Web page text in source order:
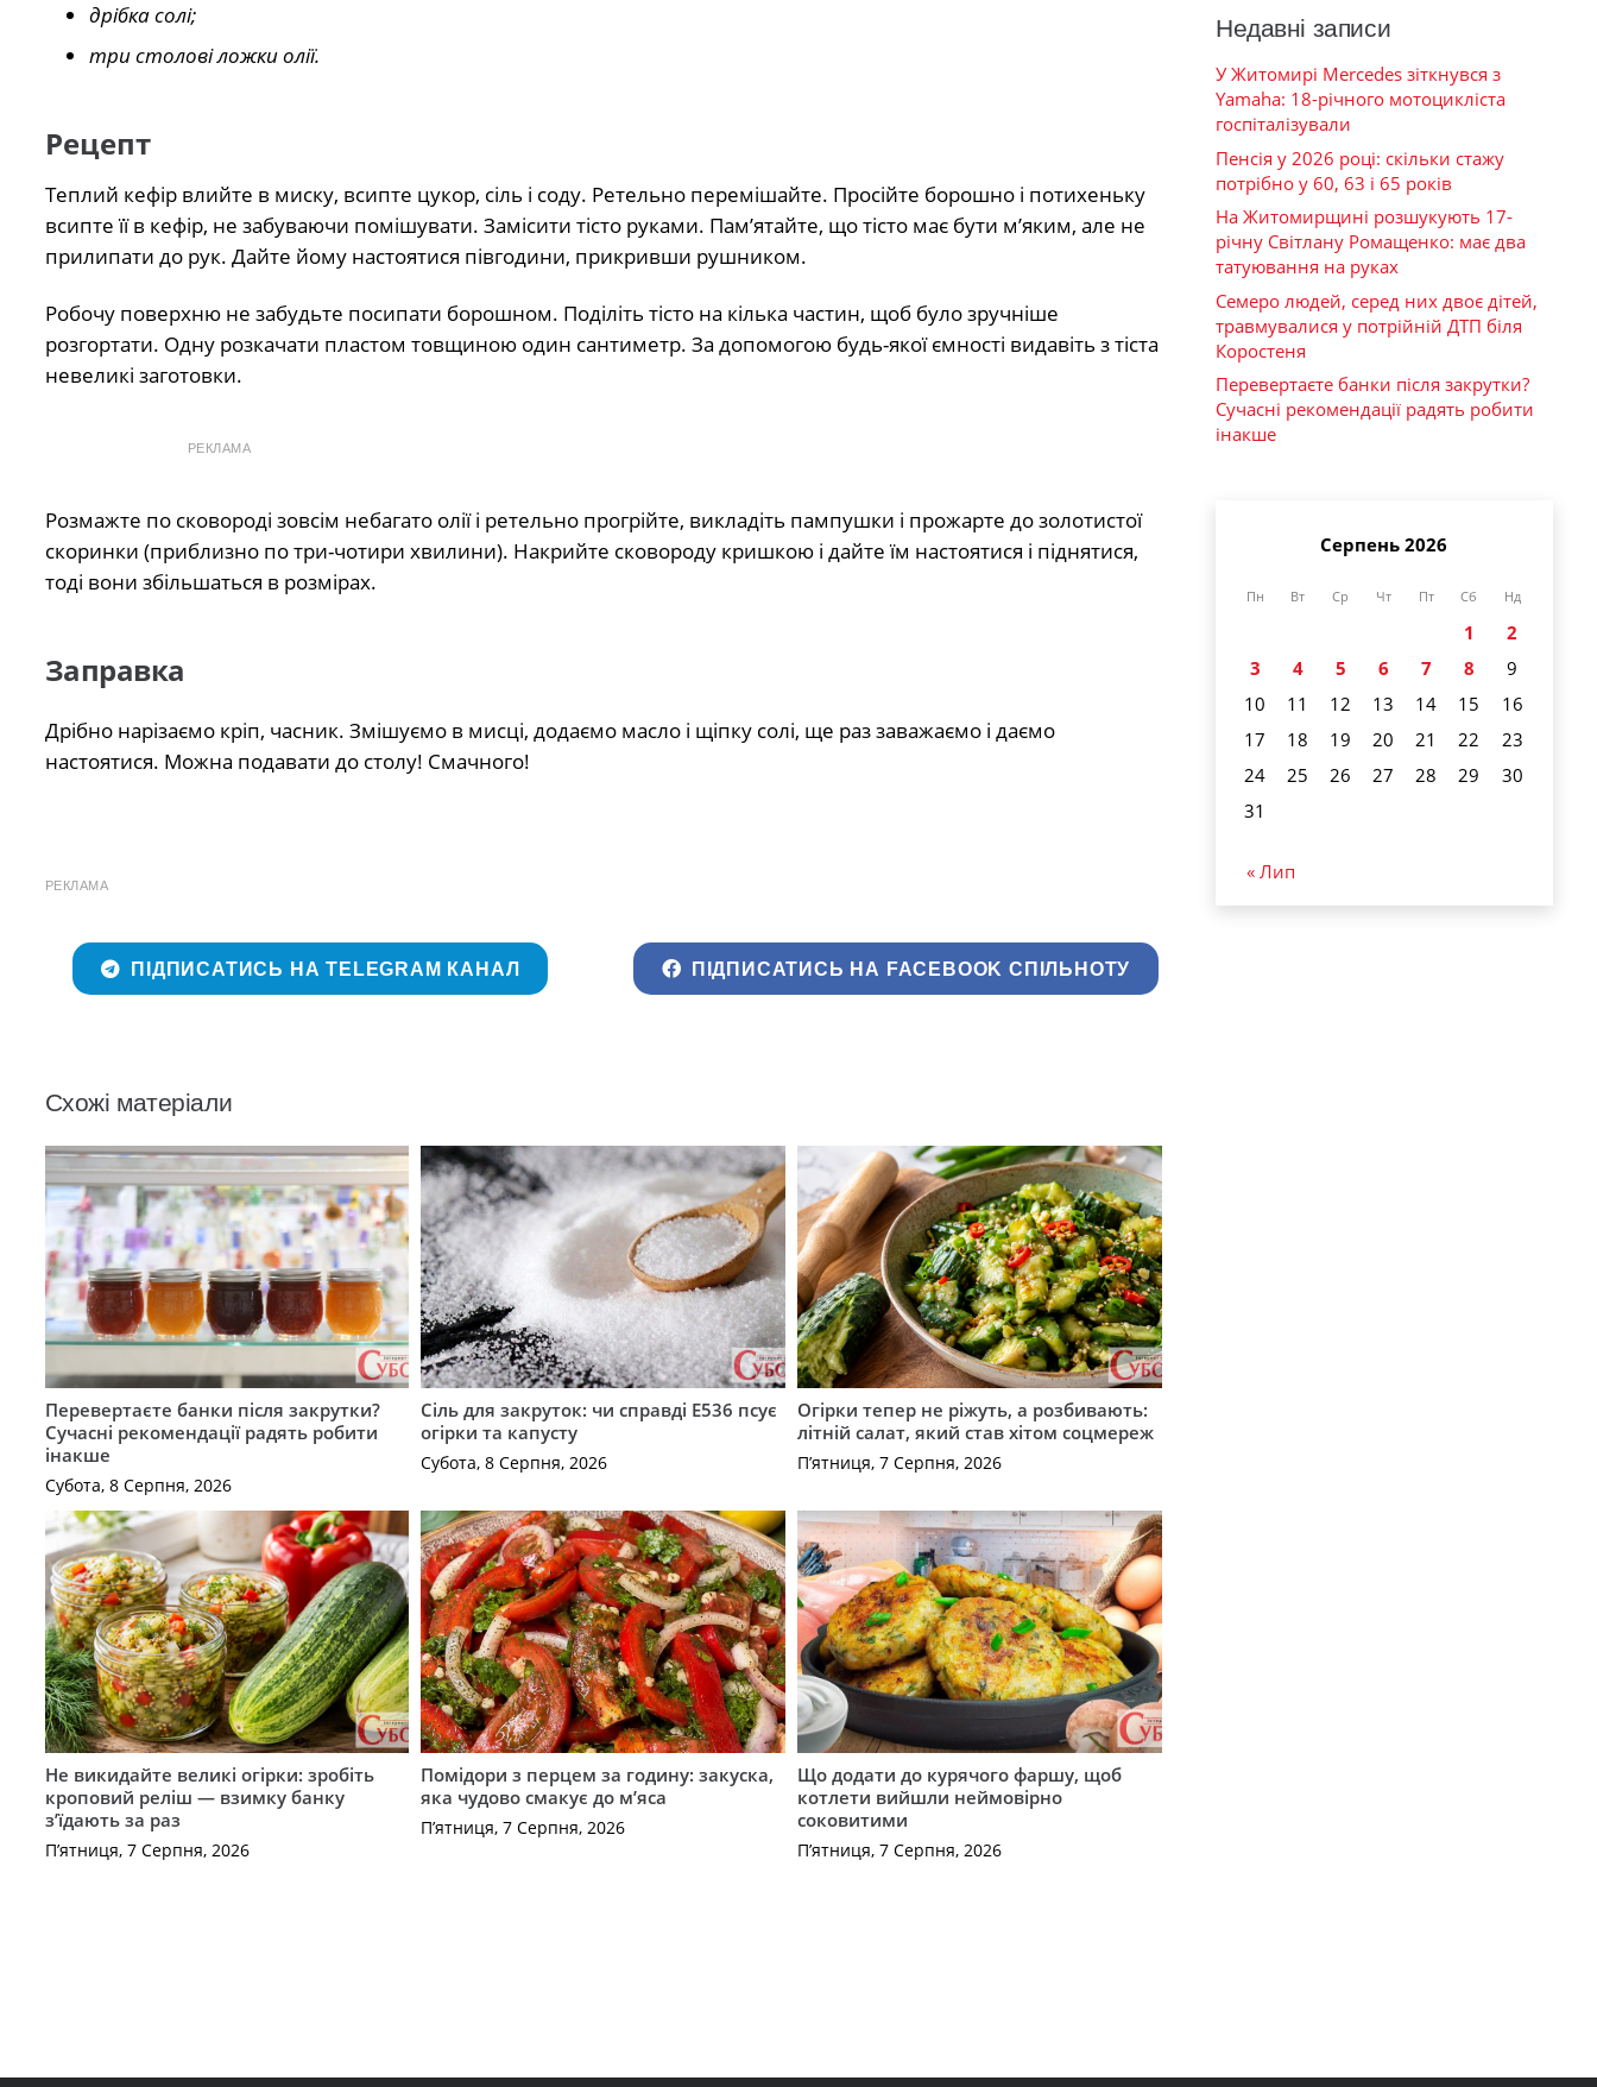
дрібка солі;
три столові ложки олії.
Рецепт
Теплий кефір влийте в миску, всипте цукор, сіль і соду. Ретельно перемішайте. Просійте борошно і потихеньку
всипте її в кефір, не забуваючи помішувати. Замісити тісто руками. Пам’ятайте, що тісто має бути м’яким, але не
прилипати до рук. Дайте йому настоятися півгодини, прикривши рушником.
Робочу поверхню не забудьте посипати борошном. Поділіть тісто на кілька частин, щоб було зручніше
розгортати. Одну розкачати пластом товщиною один сантиметр. За допомогою будь-якої ємності видавіть з тіста
невеликі заготовки.
РЕКЛАМА
Розмажте по сковороді зовсім небагато олії і ретельно прогрійте, викладіть пампушки і прожарте до золотистої
скоринки (приблизно по три-чотири хвилини). Накрийте сковороду кришкою і дайте їм настоятися і піднятися,
тоді вони збільшаться в розмірах.
Заправка
Дрібно нарізаємо кріп, часник. Змішуємо в мисці, додаємо масло і щіпку солі, ще раз заважаємо і даємо
настоятися. Можна подавати до столу! Смачного!
РЕКЛАМА
ПІДПИСАТИСЬ НА TELEGRAM КАНАЛ ПІДПИСАТИСЬ НА FACEBOOK СПІЛЬНОТУ
Схожі матеріали
Перевертаєте банки після закрутки?
Сучасні рекомендації радять робити
інакше
Субота, 8 Серпня, 2026
Сіль для закруток: чи справді Е536 псує
огірки та капусту
Субота, 8 Серпня, 2026
Огірки тепер не ріжуть, а розбивають:
літній салат, який став хітом соцмереж
П’ятниця, 7 Серпня, 2026
Не викидайте великі огірки: зробіть
кроповий реліш — взимку банку
з’їдають за раз
П’ятниця, 7 Серпня, 2026
Помідори з перцем за годину: закуска,
яка чудово смакує до м’яса
П’ятниця, 7 Серпня, 2026
Що додати до курячого фаршу, щоб
котлети вийшли неймовірно
соковитими
П’ятниця, 7 Серпня, 2026
Недавні записи
У Житомирі Mercedes зіткнувся з
Yamaha: 18-річного мотоцикліста
госпіталізували
Пенсія у 2026 році: скільки стажу
потрібно у 60, 63 і 65 років
На Житомирщині розшукують 17-
річну Світлану Ромащенко: має два
татуювання на руках
Семеро людей, серед них двоє дітей,
травмувалися у потрійній ДТП біля
Коростеня
Перевертаєте банки після закрутки?
Сучасні рекомендації радять робити
інакше
Серпень 2026
Пн Вт Ср Чт Пт Сб Нд
1
2
3
4 5 6 7 8
9
10
11 12 13 14 15
16
17
18 19 20 21 22
23
24
25 26 27 28 29
30
31
« Лип